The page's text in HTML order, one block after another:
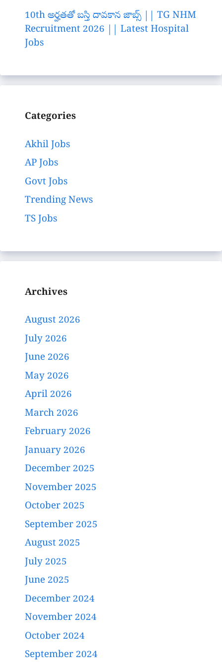
10th అర్హతతో బస్తి దావకాన జాబ్స్ || TG NHM
Recruitment 2026 || Latest Hospital
Jobs
Categories
Akhil Jobs
AP Jobs
Govt Jobs
Trending News
TS Jobs
Archives
August 2026
July 2026
June 2026
May 2026
April 2026
March 2026
February 2026
January 2026
December 2025
November 2025
October 2025
September 2025
August 2025
July 2025
June 2025
December 2024
November 2024
October 2024
September 2024